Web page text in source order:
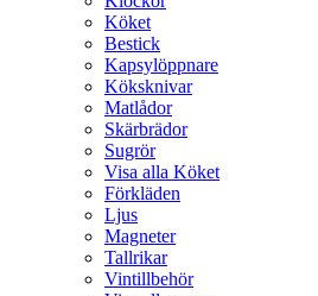
Köket
Bestick
Kapsylöppnare
Köksknivar
Matlådor
Skärbrädor
Sugrör
Visa alla Köket
Förkläden
Ljus
Magneter
Tallrikar
Vintillbehör